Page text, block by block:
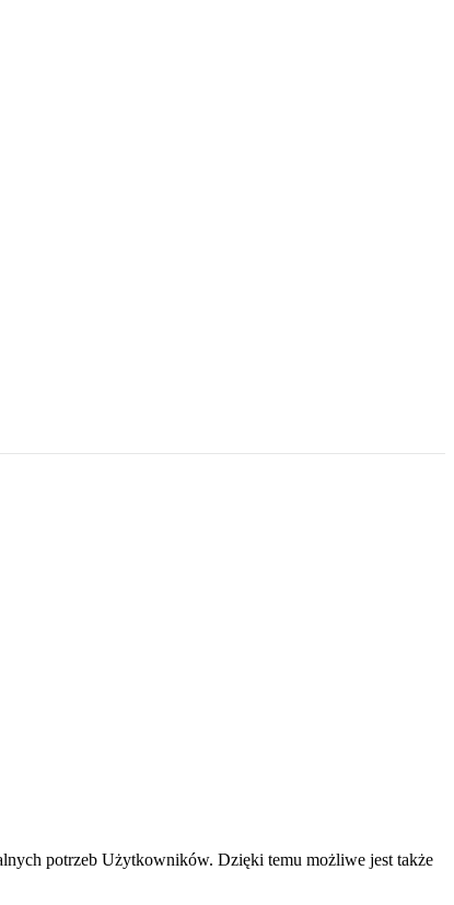
potrzeb Użytkowników. Dzięki temu możliwe jest także